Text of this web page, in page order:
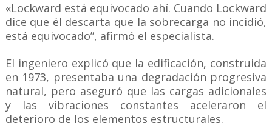
«Lockward está equivocado ahí. Cuando Lockward
dice que él descarta que la sobrecarga no incidió,
está equivocado”, afirmó el especialista.
El ingeniero explicó que la edificación, construida
en 1973, presentaba una degradación progresiva
natural, pero aseguró que las cargas adicionales
y las vibraciones constantes aceleraron el
deterioro de los elementos estructurales.